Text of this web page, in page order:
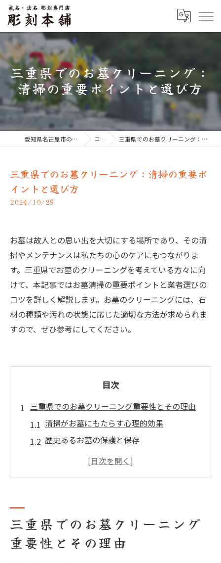
三重県でのお墓クリーニング：
清掃の重要ポイントと選び方
愛知県名古屋市のお墓なら彫刻本舗 コラム 三重県でのお墓クリーニング：清掃の重要ポイントと選び方
三重県でのお墓クリーニング：清掃の重要ポ
イントと選び方
2024/10/29
お墓は故人との思い出を大切にする場所であり、その清
掃やメンテナンスは私たちの心のケアにもつながりま
す。三重県でお墓のクリーニングを考えている方々に向
けて、本記事ではお墓清掃の重要ポイントと業者選びの
コツを詳しく解説します。お墓のクリーニングには、石
材の種類や汚れの状態に応じた適切な方法が求められま
すので、ぜひ参考にしてください。
目次
三重県でのお墓クリーニング重要性とその理由
清掃がお墓にもたらす心理的効果
歴史あるお墓の保護と保存
三重県特有の環境要因による影響
お墓クリーニングで石材に優しい方法を選ぶに
は
三重県でのお墓クリーニング
重要性とその理由